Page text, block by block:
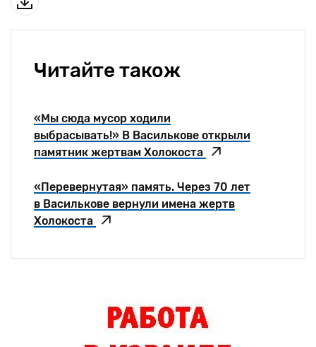
Читайте також
«Мы сюда мусор ходили
выбрасывать!» В Василькове открыли
памятник жертвам Холокоста
«Перевернутая» память. Через 70 лет
в Василькове вернули имена жертв
Холокоста